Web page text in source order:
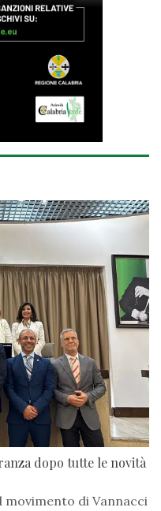
dopo tutte le novità
movimento di Vannacci